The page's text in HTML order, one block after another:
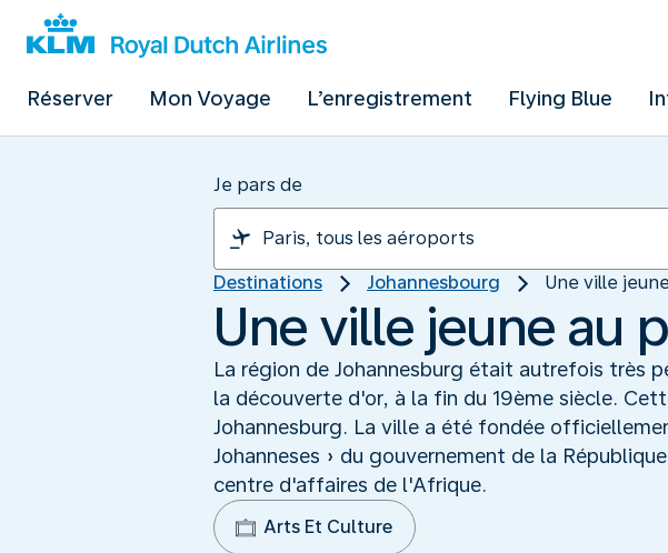
Réserver Mon Voyage L’enregistrement Flying Blue
Je pars de
Destinations Johannesbourg Une ville
Une ville jeune au
La région de Johannesburg était autrefois très
la découverte d'or, à la fin du 19ème siècle.
Johannesburg. La ville a été fondée
Johanneses » du gouvernement de la
centre d'affaires de l'Afrique.
Arts Et Culture